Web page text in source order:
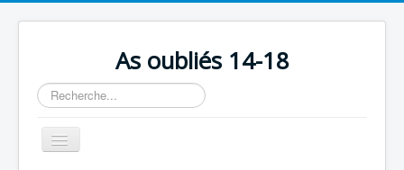
As oubliés 14-18
Rechercher
Basculer
la